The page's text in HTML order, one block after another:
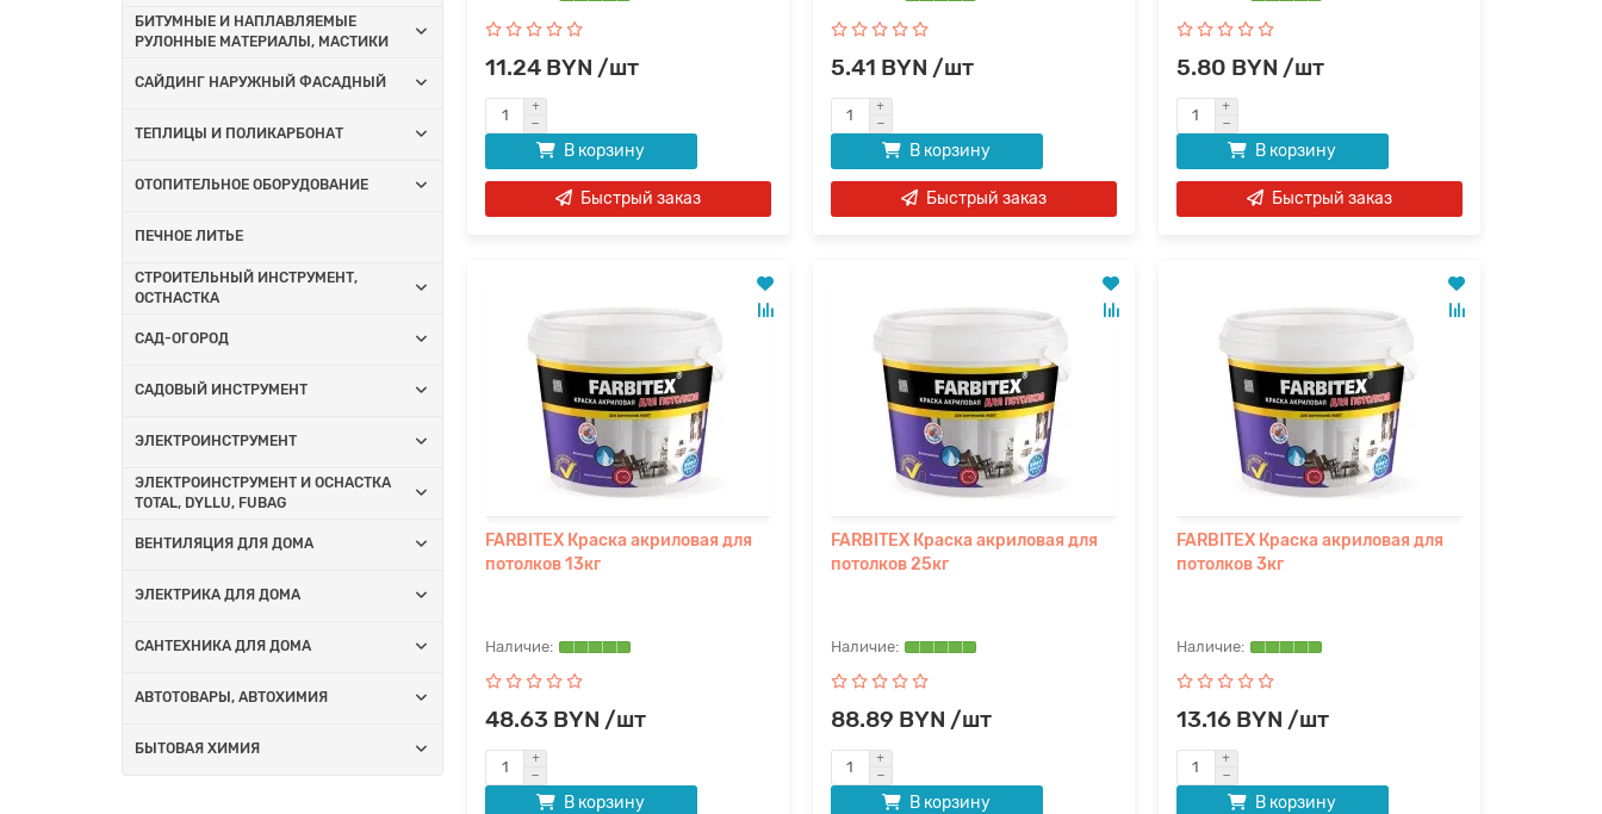
БИТУМНЫЕ И НАПЛАВЛЯЕМЫЕ
РУЛОННЫЕ МАТЕРИАЛЫ, МАСТИКИ
САЙДИНГ НАРУЖНЫЙ ФАСАДНЫЙ
ТЕПЛИЦЫ И ПОЛИКАРБОНАТ
ОТОПИТЕЛЬНОЕ ОБОРУДОВАНИЕ
ПЕЧНОЕ ЛИТЬЕ
СТРОИТЕЛЬНЫЙ ИНСТРУМЕНТ,
ОСТНАСТКА
САД-ОГОРОД
САДОВЫЙ ИНСТРУМЕНТ
ЭЛЕКТРОИНСТРУМЕНТ
ЭЛЕКТРОИНСТРУМЕНТ И ОСНАСТКА
TOTAL, DYLLU, FUBAG
ВЕНТИЛЯЦИЯ ДЛЯ ДОМА
ЭЛЕКТРИКА ДЛЯ ДОМА
САНТЕХНИКА ДЛЯ ДОМА
АВТОТОВАРЫ, АВТОХИМИЯ
БЫТОВАЯ ХИМИЯ
11.24 BYN /шт
В корзину
Быстрый заказ
5.41 BYN /шт
В корзину
Быстрый заказ
5.80 BYN /шт
В корзину
Быстрый заказ
FARBITEX Краска акриловая для
потолков 13кг
48.63 BYN /шт
В корзину
FARBITEX Краска акриловая для
потолков 25кг
88.89 BYN /шт
В корзину
FARBITEX Краска акриловая для
потолков 3кг
13.16 BYN /шт
В корзину